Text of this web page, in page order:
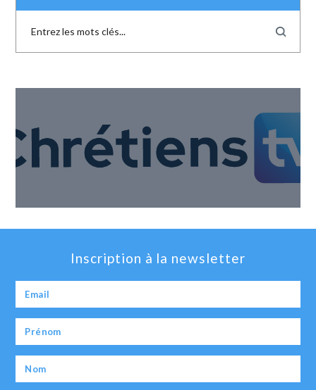
Inscription à la newsletter